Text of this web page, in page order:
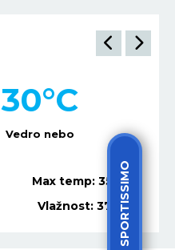
SPORTISSIMO
Vedro nebo
30°C
Max temp:35
°C
Vlažnost:37 %